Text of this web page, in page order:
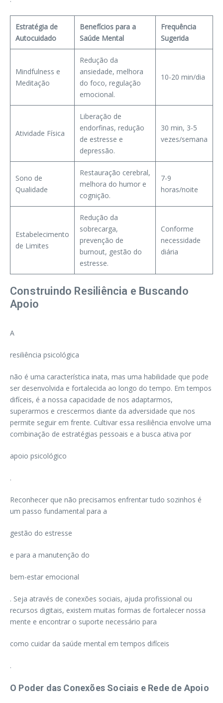
Estratégia de
Autocuidado
Benefícios para a
Saúde Mental
Frequência
Sugerida
Mindfulness e
Meditação
Redução da
ansiedade, melhora
do foco, regulação
emocional.
10-20 min/dia
Atividade Física
Liberação de
endorfinas, redução
de estresse e
depressão.
30 min, 3-5
vezes/semana
Sono de
Qualidade
Restauração cerebral,
melhora do humor e
cognição.
7-9
horas/noite
Estabelecimento
de Limites
Redução da
sobrecarga,
prevenção de
burnout, gestão do
estresse.
Conforme
necessidade
diária
Construindo Resiliência e Buscando
Apoio
A
resiliência psicológica
não é uma característica inata, mas uma habilidade que pode
ser desenvolvida e fortalecida ao longo do tempo. Em tempos
difíceis, é a nossa capacidade de nos adaptarmos,
superarmos e crescermos diante da adversidade que nos
permite seguir em frente. Cultivar essa resiliência envolve uma
combinação de estratégias pessoais e a busca ativa por
apoio psicológico
.
Reconhecer que não precisamos enfrentar tudo sozinhos é
um passo fundamental para a
gestão do estresse
e para a manutenção do
bem-estar emocional
. Seja através de conexões sociais, ajuda profissional ou
recursos digitais, existem muitas formas de fortalecer nossa
mente e encontrar o suporte necessário para
como cuidar da saúde mental em tempos difíceis
.
O Poder das Conexões Sociais e Rede de Apoio